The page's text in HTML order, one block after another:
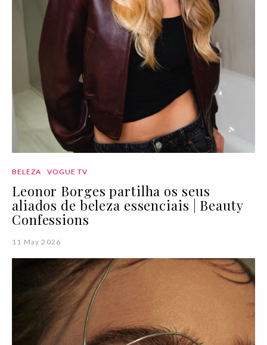
BELEZA VOGUE TV
Leonor Borges partilha os seus
aliados de beleza essenciais | Beauty
Confessions
11 May 2026